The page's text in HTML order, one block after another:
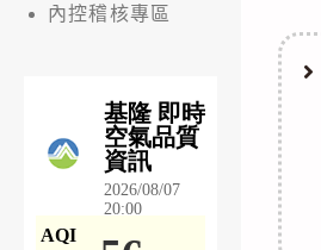
內控稽核專區